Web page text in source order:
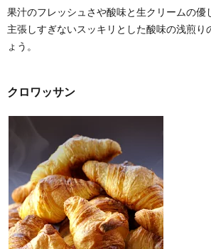
果汁のフレッシュさや酸味と生クリームの優
主張しすぎないスッキリとした酸味の浅煎り
ょう。
クロワッサン